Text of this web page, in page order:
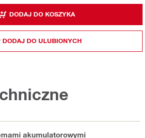
DODAJ DO KOSZYKA
DODAJ DO ULUBIONYCH
akumulatorowymi